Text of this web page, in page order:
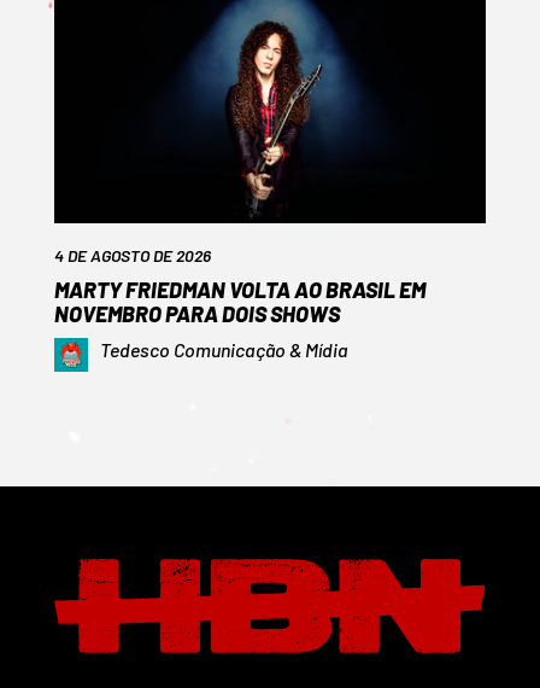
4 DE AGOSTO DE 2026
MARTY FRIEDMAN VOLTA AO BRASIL EM
NOVEMBRO PARA DOIS SHOWS
Tedesco Comunicação & Mídia